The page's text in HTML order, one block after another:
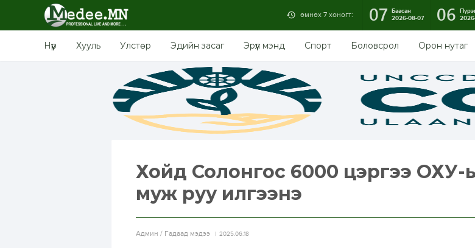
өмнөх 7 хоногт: 07 Баасан
2026-08-07
06
Нүүр Хууль Улстөр Эдийн засаг Эрүүл мэнд Спорт Боловсрол Орон нутаг
Хойд Солонгос 6000 цэргээ ОХУ-
муж руу илгээнэ
Aдмин / Гадаад мэдээ 2025.06.18